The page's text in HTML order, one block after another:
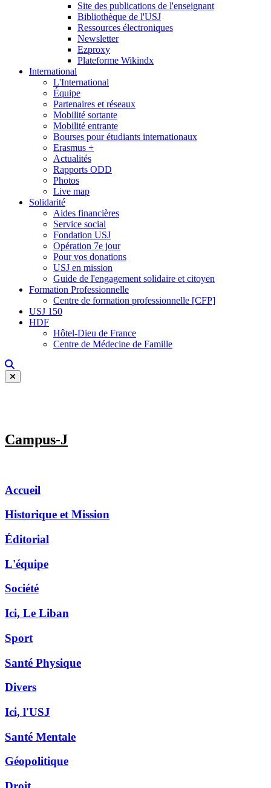
Site des publications de l'enseignant
Bibliothèque de l'USJ
Ressources électroniques
Newsletter
Ezproxy
Plateforme Wikindx
International
L'International
Équipe
Partenaires et réseaux
Mobilité sortante
Mobilité entrante
Bourses pour étudiants internationaux
Erasmus +
Actualités
Rapports ODD
Photos
Live map
Solidarité
Aides financières
Service social
Fondation USJ
Opération 7e jour
Pour vos donations
USJ en mission
Guide de l'engagement solidaire et citoyen
Formation Professionnelle
Centre de formation professionnelle [CFP]
USJ 150
HDF
Hôtel-Dieu de France
Centre de Médecine de Famille
Campus-J
Accueil
Historique et Mission
Éditorial
L'équipe
Société
Ici, Le Liban
Sport
Santé Physique
Divers
Ici, l'USJ
Santé Mentale
Géopolitique